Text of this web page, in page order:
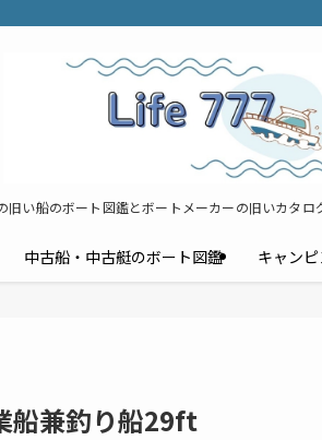
旧い船のボート図鑑とボートメーカーの旧いカタ
中古船・中古艇のボート図鑑 キャン
船兼釣り船29ft